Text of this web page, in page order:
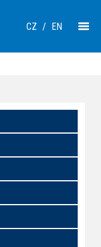
CZ / EN